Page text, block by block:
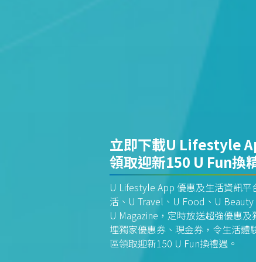
立即下載U Lifestyle
領取迎新150 U Fun換
U Lifestyle App 優惠及生活資訊
活、U Travel、U Food、U
U Magazine，定時放送超強優惠
埋獨家優惠券、現金券，令生活
區領取迎新150 U Fun換禮遇。